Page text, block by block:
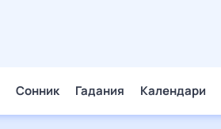
Сонник Гадания Календари